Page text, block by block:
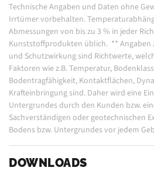
Technische Angaben und Daten ohne
Irrtümer vorbehalten.
Abmessungen von bis zu 3 % in jeder
Kunststoffprodukten üblich. **
und Schutzwirkung sind Richtwerte,
Faktoren wie z.B. Temperatur,
Bodentragfähigkeit, Kontaktflächen,
Krafteinbringung sind. Daher wird eine
Untergrundes durch den Kunden bzw.
Sachverständigen oder geotechnischen
Bodens bzw. Untergrundes vor jedem
DOWNLOADS